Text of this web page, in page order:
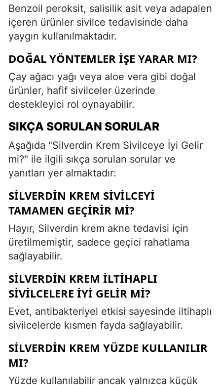
Benzoil peroksit, salisilik asit veya adapalen
içeren ürünler sivilce tedavisinde daha
yaygın kullanılmaktadır.
DOĞAL YÖNTEMLER İŞE YARAR MI?
Çay ağacı yağı veya aloe vera gibi doğal
ürünler, hafif sivilceler üzerinde
destekleyici rol oynayabilir.
SIKÇA SORULAN SORULAR
Aşağıda "Silverdin Krem Sivilceye İyi Gelir
mi?" ile ilgili sıkça sorulan sorular ve
yanıtları yer almaktadır:
SILVERDIN KREM SIVILCEYI
TAMAMEN GEÇIRIR MI?
Hayır, Silverdin krem akne tedavisi için
üretilmemiştir, sadece geçici rahatlama
sağlayabilir.
SILVERDIN KREM ILTIHAPLI
SIVILCELERE IYI GELIR MI?
Evet, antibakteriyel etkisi sayesinde iltihaplı
sivilcelerde kısmen fayda sağlayabilir.
SILVERDIN KREM YÜZDE KULLANILIR
MI?
Yüzde kullanılabilir ancak yalnızca küçük